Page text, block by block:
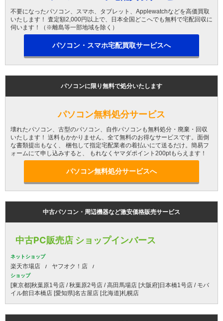
不要になったパソコン、スマホ、タブレット、Applewatchなどを高価買取
いたします！ 査定額2,000円以上で、日本全国どこへでも無料で宅配回収に
伺います！（※離島等一部地域を除く）
パソコン・スマホ宅配買取サービスへ
パソコンに限り無料で処分いたします
パソコン無料処分サービス
壊れたパソコン、古型のパソコン、自作パソコンも無料処分・廃棄・回収
いたします！ 送料もかかりません、全て無料のお得なサービスです。面倒
な書類提出もなく、 梱包して指定宅配業者の着払いにて送るだけ。簡易フ
ォームにて申し込みすると、 もれなくヤマダポイント200ptもらえます！
パソコン無料処分サービスへ
中古パソコン・周辺機器など激安価格販売サービス
中古PC販売店 ショップインバース
ネットショップ
楽天市場店 ヤフオク！店
ショップ
[東京都]秋葉原1号店 / 秋葉原2号店 / 高田馬場店 [大阪府]日本橋1号店 / モバ
イル館日本橋店 [愛知県]名古屋店 [北海道]札幌店